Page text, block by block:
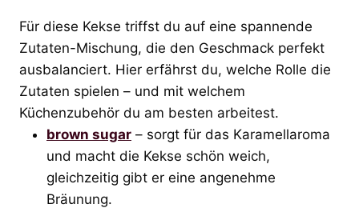
Für diese Kekse triffst du auf eine spannende
Zutaten-Mischung, die den Geschmack perfekt
ausbalanciert. Hier erfährst du, welche Rolle die
Zutaten spielen – und mit welchem
Küchenzubehör du am besten arbeitest.
brown sugar – sorgt für das Karamellaroma
und macht die Kekse schön weich,
gleichzeitig gibt er eine angenehme
Bräunung.